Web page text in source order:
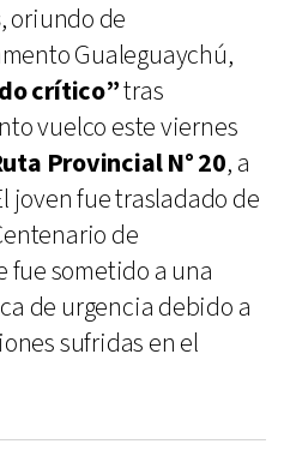
, oriundo de
Gualeguaychú,
crítico”tras
vuelco este viernes
Provincial N° 20, a
joven fue trasladado de
de
fue sometido a una
de urgencia debido a
sufridas en el